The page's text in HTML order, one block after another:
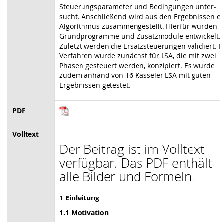
Steuerungsparameter und Bedingungen unter­
sucht. Anschließend wird aus den Ergebnissen
Algorithmus zusammengestellt. Hierfür wurden
Grund­pro­gramme und Zusatzmodule entwickelt.
Zuletzt werden die Ersatz­steuerungen validiert.
Verfahren wurde zunächst für LSA, die mit zwei
Phasen gesteuert werden, konzipiert. Es wurde
zudem anhand von 16 Kasseler LSA mit guten
Ergebnissen getestet.
PDF
Volltext
Der Beitrag ist im Volltext
verfügbar. Das PDF enthält
alle Bilder und Formeln.
1 Einleitung
1.1 Motivation